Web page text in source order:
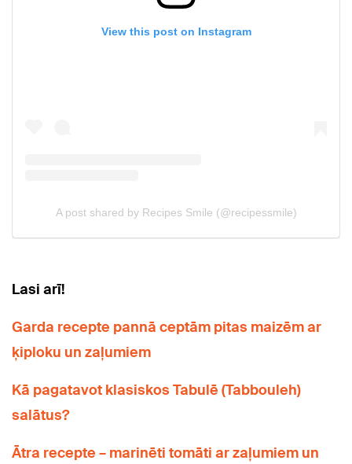
Lasi arī!
Garda recepte pannā ceptām pitas maizēm ar
ķiploku un zaļumiem
Kā pagatavot klasiskos Tabulē (Tabbouleh)
salātus?
Ātra recepte – marinēti tomāti ar zaļumiem un